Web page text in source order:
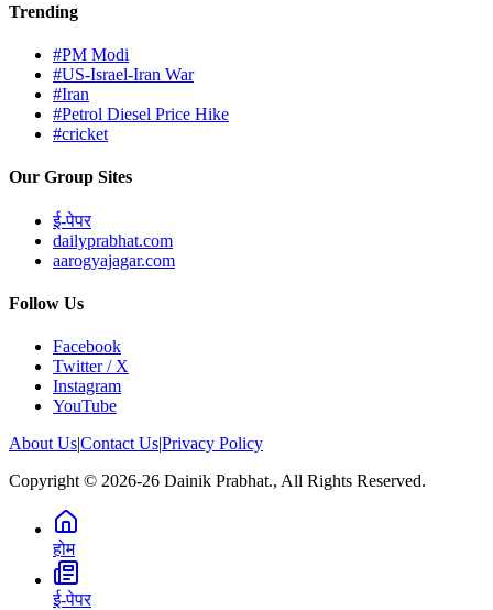
Trending
#PM Modi
#US-Israel-Iran War
#Iran
#Petrol Diesel Price Hike
#cricket
Our Group Sites
ई-पेपर
dailyprabhat.com
aarogyajagar.com
Follow Us
Facebook
Twitter / X
Instagram
YouTube
About Us|Contact Us|Privacy Policy
Copyright © 2026-26 Dainik Prabhat., All Rights Reserved.
होम
ई-पेपर